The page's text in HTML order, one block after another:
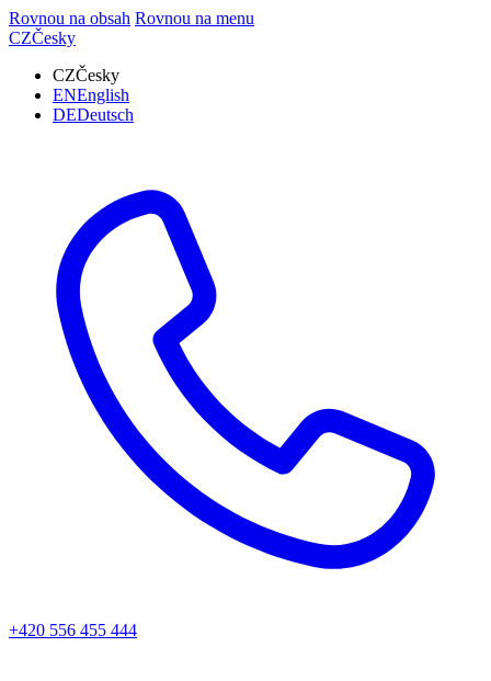
Rovnou na obsah Rovnou na menu
CZČesky
CZČesky
ENEnglish
DEDeutsch
+420 556 455 444